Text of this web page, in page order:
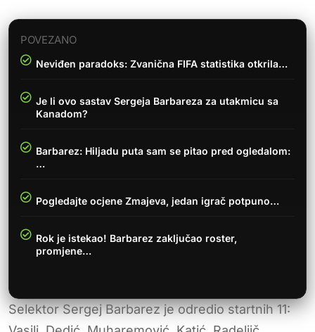
POVEZANO
Neviđen paradoks: Zvanična FIFA statistika otkrila…
Je li ovo sastav Sergeja Barbareza za utakmicu sa
Kanadom?
Barbarez: Hiljadu puta sam se pitao pred ogledalom:
…
Pogledajte ocjene Zmajeva, jedan igrač potpuno…
Rok je istekao! Barbarez zaključao roster,
promjene…
Selektor Sergej Barbarez je odredio startnih 11: